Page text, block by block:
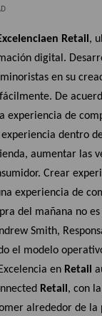
en Retail ,
digital.
en su
De
experiencia de
dentro
aumentar las
Crear
experiencia de
del mañana no
Smith,
el modelo
en Retail
Retail , con
alrededor de